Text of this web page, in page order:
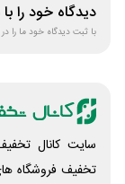
دیدگاه خود را
با ثبت دیدگاه خود ما را
سایت کانال
تخفیف فروشگاه